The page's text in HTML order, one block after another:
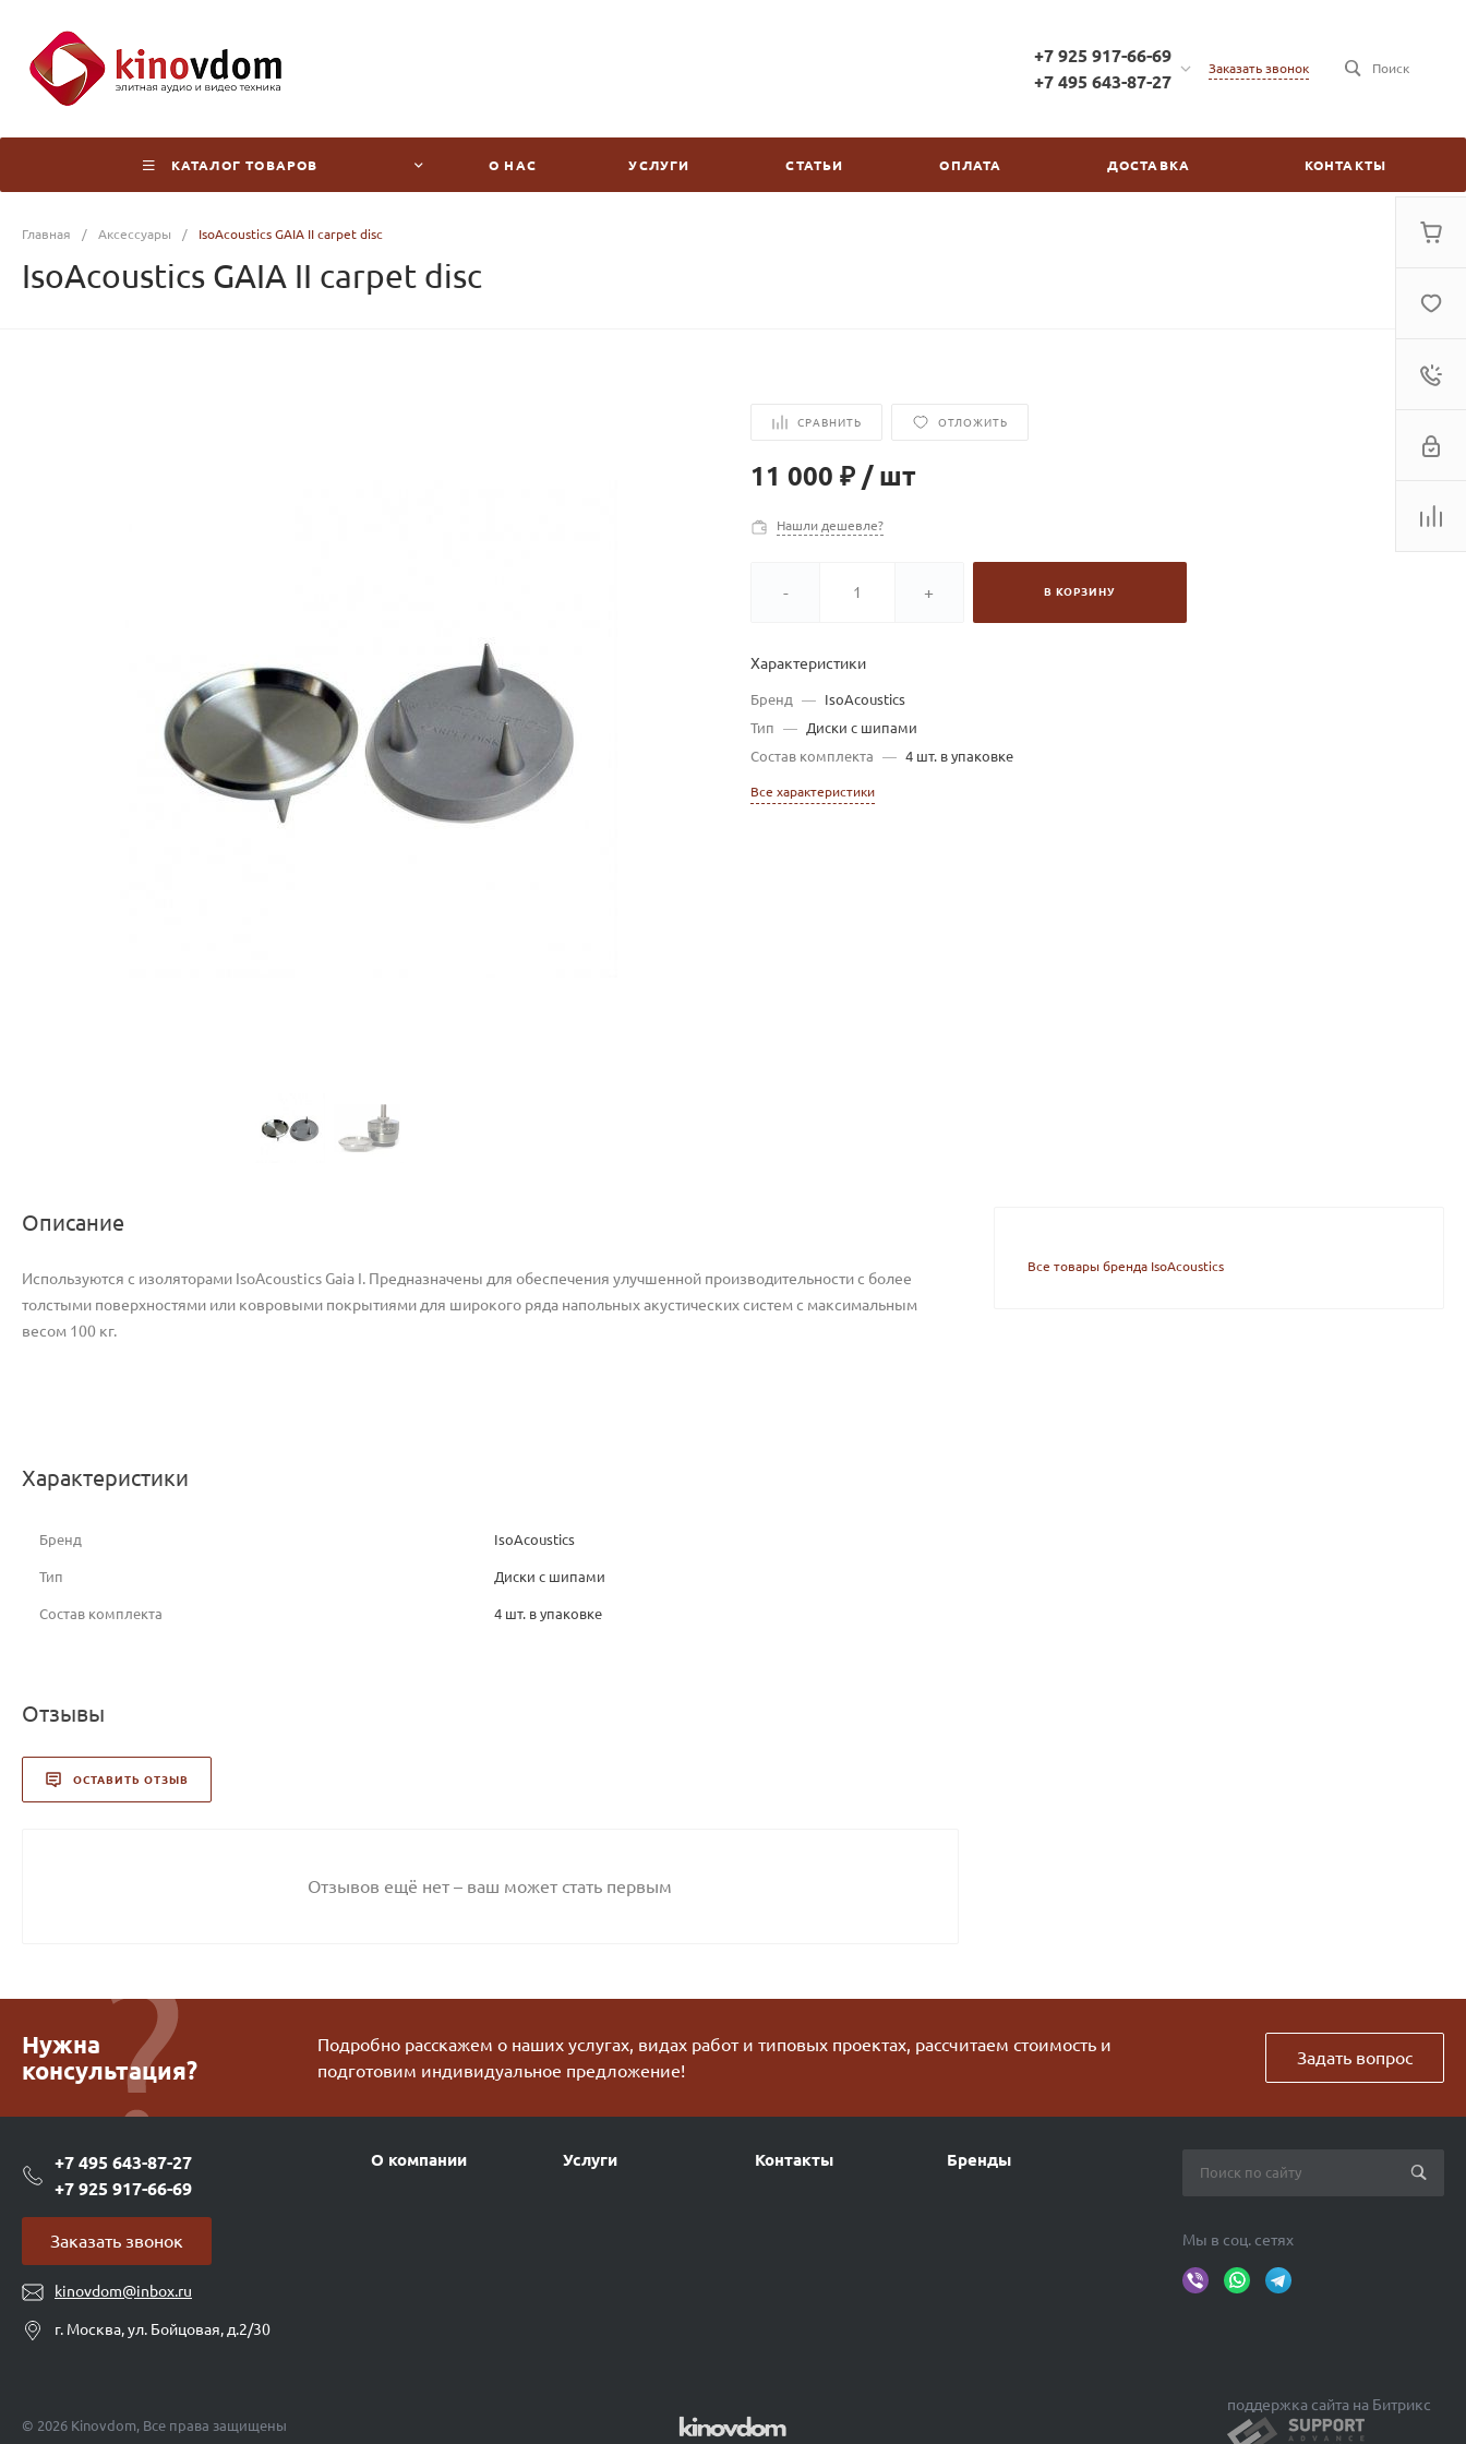
+7 925 917-66-69
+7 495 643-87-27
д.2/30
Заказать звонок Поиск
КАТАЛОГ ТОВАРОВ О НАС УСЛУГИ СТАТЬИ ОПЛАТА ДОСТАВКА КОНТАКТЫ
Главная / Аксессуары / IsoAcoustics GAIA II carpet disc
IsoAcoustics GAIA II carpet disc
СРАВНИТЬ ОТЛОЖИТЬ
11 000 ₽ / шт
Нашли дешевле?
- + В КОРЗИНУ
Характеристики
Бренд —
IsoAcoustics
Тип
—
Диски с шипами
Состав комплекта
— 4 шт. в упаковке
Все характеристики
Описание
Используются с изоляторами IsoAcoustics Gaia I. Предназначены для обеспечения улучшенной производительности с более
толстыми поверхностями или ковровыми покрытиями для широкого ряда напольных акустических систем с максимальным
весом 100 кг.
Характеристики
Бренд IsoAcoustics
Тип Диски с шипами
Состав комплекта 4 шт. в упаковке
Отзывы
ОСТАВИТЬ ОТЗЫВ
Отзывов ещё нет – ваш может стать первым
Все товары бренда IsoAcoustics
Нужна
консультация?
Подробно расскажем о наших услугах, видах работ и типовых проектах, рассчитаем стоимость и
подготовим индивидуальное предложение!
Задать вопрос
+7 495 643-87-27
+7 925 917-66-69
Заказать звонок
kinovdom@inbox.ru
г. Москва, ул. Бойцовая, д.2/30
О компании Услуги Контакты Бренды
Мы в соц. сетях
© 2026 Kinovdom, Все права защищены
поддержка сайта на Битрикс